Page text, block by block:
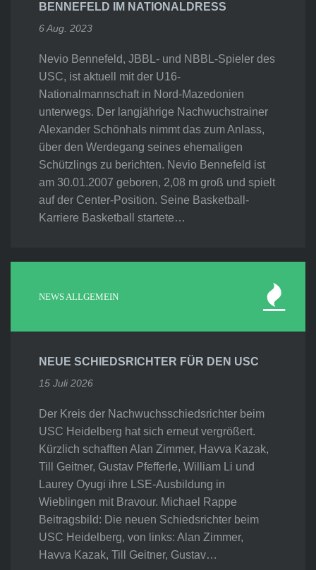
BENNEFELD IM NATIONALDRESS
6 Aug. 2023
Nevio Bennefeld, JBBL- und NBBL-Spieler des
USC, ist aktuell mit der U16-
Nationalmannschaft in Nord-Mazedonien
unterwegs. Der langjährige Nachwuchstrainer
Alexander Schönhals nimmt das zum Anlass,
über den Werdegang seines ehemaligen
Schützlings zu berichten. Nevio Bennefeld ist
am 30.01.2007 geboren, 2,08 m groß und spielt
auf der Center-Position. Seine Basketball-
Karriere Basketball startete…
NEWS ALLGEMEIN
NEUE SCHIEDSRICHTER FÜR DEN USC
15 Juli 2026
Der Kreis der Nachwuchsschiedsrichter beim
USC Heidelberg hat sich erneut vergrößert.
Kürzlich schafften Alan Zimmer, Havva Kazak,
Till Geitner, Gustav Pfefferle, William Li und
Laurey Oyugi ihre LSE-Ausbildung in
Wieblingen mit Bravour. Michael Rappe
Beitragsbild: Die neuen Schiedsrichter beim
USC Heidelberg, von links: Alan Zimmer,
Havva Kazak, Till Geitner, Gustav…